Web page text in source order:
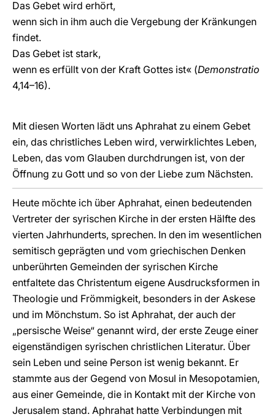
Das Gebet wird erhört,
wenn sich in ihm auch die Vergebung der Kränkungen
findet.
Das Gebet ist stark,
wenn es erfüllt von der Kraft Gottes ist« (Demonstratio
4,14–16).
Mit diesen Worten lädt uns Aphrahat zu einem Gebet
ein, das christliches Leben wird, verwirklichtes Leben,
Leben, das vom Glauben durchdrungen ist, von der
Öffnung zu Gott und so von der Liebe zum Nächsten.
Heute möchte ich über Aphrahat, einen bedeutenden
Vertreter der syrischen Kirche in der ersten Hälfte des
vierten Jahrhunderts, sprechen. In den im wesentlichen
semitisch geprägten und vom griechischen Denken
unberührten Gemeinden der syrischen Kirche
entfaltete das Christentum eigene Ausdrucksformen in
Theologie und Frömmigkeit, besonders in der Askese
und im Mönchstum. So ist Aphrahat, der auch der
„persische Weise“ genannt wird, der erste Zeuge einer
eigenständigen syrischen christlichen Literatur. Über
sein Leben und seine Person ist wenig bekannt. Er
stammte aus der Gegend von Mosul in Mesopotamien,
aus einer Gemeinde, die in Kontakt mit der Kirche von
Jerusalem stand. Aphrahat hatte Verbindungen mit